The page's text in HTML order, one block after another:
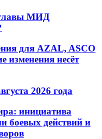
главы МИД
для AZAL, ASCO
изменения несёт
2026 года
инициатива
боевых действий и